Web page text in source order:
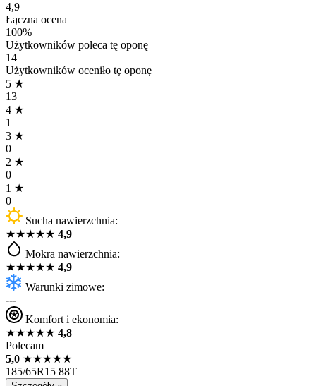
4,9
Łączna ocena
100%
Użytkowników poleca tę oponę
14
Użytkowników oceniło tę oponę
5 ★
13
4 ★
1
3 ★
0
2 ★
0
1 ★
0
Sucha nawierzchnia:
★★★★★ 4,9
Mokra nawierzchnia:
★★★★★ 4,9
Warunki zimowe:
---
Komfort i ekonomia:
★★★★★ 4,8
Polecam
5,0 ★★★★★
185/65R15 88T